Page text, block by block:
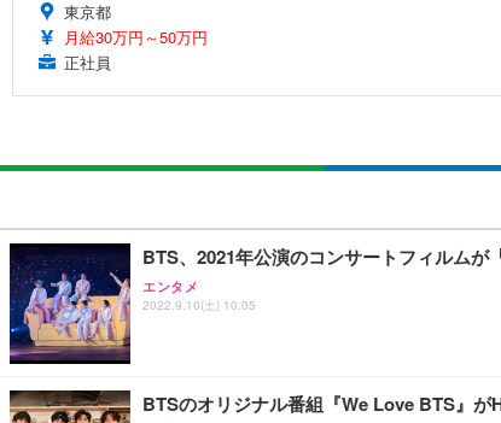
東京都
月給30万円～50万円
正社員
BTS、2021年公演のコンサートフィルムが
エンタメ
2022.9.10(土) 10:05
BTSのオリジナル番組『We Love BTS』が